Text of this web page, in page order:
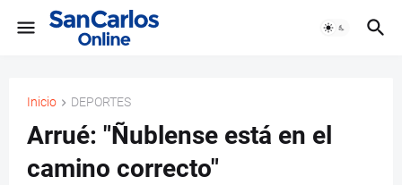
Inicio DEPORTES
Arrué: "Ñublense está en el
camino correcto"